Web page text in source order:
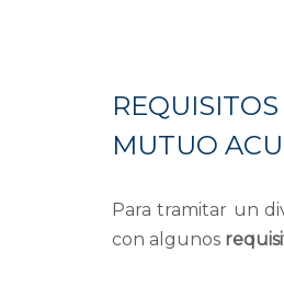
MUTUO
Para tramitar un
con algunos